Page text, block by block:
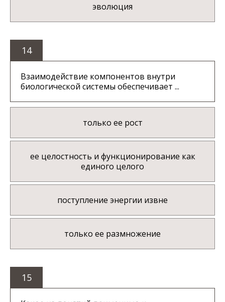
эволюция
14
Взаимодействие компонентов внутри
биологической системы обеспечивает ...
только ее рост
ее целостность и функционирование как
единого целого
поступление энергии извне
только ее размножение
15